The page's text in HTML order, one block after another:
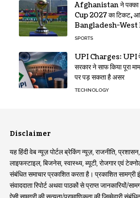
Afghanistan ने पक्का
Cup 2027 का टिकट,
Bangladesh-West
SPORTS
UPI Charges: UPI
सरकार ने साफ किया पूरा
पर पड़ सकता है असर
TECHNOLOGY
Disclaimer
यह हिंदी वेब न्यूज़ पोर्टल ब्रेकिंग न्यूज़, राजनीति,
लाइफस्टाइल, बिजनेस, स्वास्थ्य, ब्यूटी, रोजगार एवं
संबंधित समाचार प्रकाशित करता है। प्रकाशित सामग्री
संवाददाता रिपोर्ट अथवा पाठकों से प्राप्त जानकारियों/